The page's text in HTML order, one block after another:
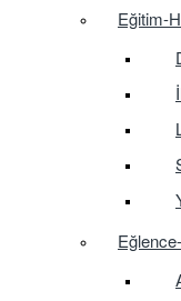
Eğitim-